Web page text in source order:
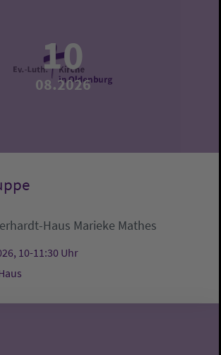
10
08.2026
Haus Marieke Mathes
10-11:30 Uhr